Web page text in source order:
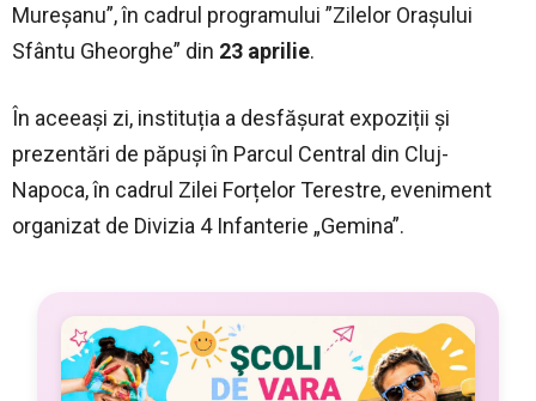
Mureșanu”, în cadrul programului ”Zilelor Orașului
Sfântu Gheorghe” din 23 aprilie.
În aceeași zi, instituția a desfășurat expoziții și
prezentări de păpuși în Parcul Central din Cluj-
Napoca, în cadrul Zilei Forțelor Terestre, eveniment
organizat de Divizia 4 Infanterie „Gemina”.